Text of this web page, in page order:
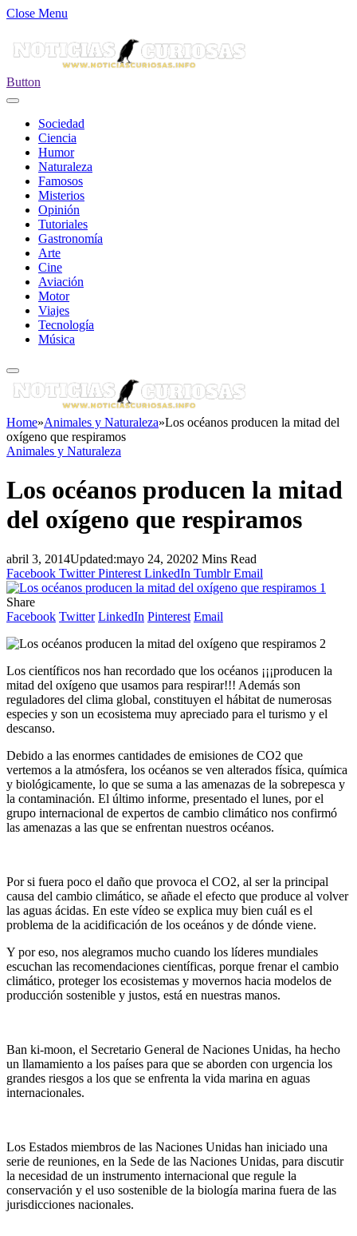
Close Menu
Button
Sociedad
Ciencia
Humor
Naturaleza
Famosos
Misterios
Opinión
Tutoriales
Gastronomía
Arte
Cine
Aviación
Motor
Viajes
Tecnología
Música
Home»Animales y Naturaleza»Los océanos producen la mitad del
oxígeno que respiramos
Animales y Naturaleza
Los océanos producen la mitad
del oxígeno que respiramos
abril 3, 2014Updated:mayo 24, 20202 Mins Read
Facebook Twitter Pinterest LinkedIn Tumblr Email
Share
Facebook Twitter LinkedIn Pinterest Email
Los científicos nos han recordado que los océanos ¡¡¡producen la
mitad del oxígeno que usamos para respirar!!! Además son
reguladores del clima global, constituyen el hábitat de numerosas
especies y son un ecosistema muy apreciado para el turismo y el
descanso.
Debido a las enormes cantidades de emisiones de CO2 que
vertemos a la atmósfera, los océanos se ven alterados física, química
y biológicamente, lo que se suma a las amenazas de la sobrepesca y
la contaminación. El último informe, presentado el lunes, por el
grupo internacional de expertos de cambio climático nos confirmó
las amenazas a las que se enfrentan nuestros océanos.
Por si fuera poco el daño que provoca el CO2, al ser la principal
causa del cambio climático, se añade el efecto que produce al volver
las aguas ácidas. En este vídeo se explica muy bien cuál es el
problema de la acidificación de los oceános y de dónde viene.
Y por eso, nos alegramos mucho cuando los líderes mundiales
escuchan las recomendaciones científicas, porque frenar el cambio
climático, proteger los ecosistemas y movernos hacia modelos de
producción sostenible y justos, está en nuestras manos.
Ban ki-moon, el Secretario General de Naciones Unidas, ha hecho
un llamamiento a los países para que se aborden con urgencia los
grandes riesgos a los que se enfrenta la vida marina en aguas
internacionales.
Los Estados miembros de las Naciones Unidas han iniciado una
serie de reuniones, en la Sede de las Naciones Unidas, para discutir
la necesidad de un instrumento internacional que regule la
conservación y el uso sostenible de la biología marina fuera de las
jurisdicciones nacionales.